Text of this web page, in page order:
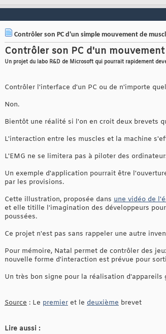
Contrôler son PC d'un simple mouvement de
Contrôler son PC d'un
Un projet du labo R&D de Microsoft qui pourrait rapidement
Contrôler l'interface d'un PC ou de n'importe
Non.
Bientôt une réalité si l'on en croit deux brevets
L'interaction entre les muscles et la machine
L'EMG ne se limitera pas à piloter des
Un exemple d'application pourrait être
par les provisions.
Cette illustration, proposée dans une vidéo de
et elle titille l'imagination des développeurs
poussées.
Ce projet n'est pas sans rappeler une autre
Pour mémoire, Natal permet de contrôler des
nouvelle forme d'interaction est prévue pour
Un très bon signe pour la réalisation
Source : Le premier et le deuxième brevet
Lire aussi :